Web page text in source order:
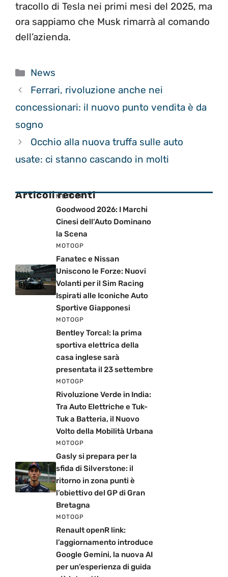
tracollo di Tesla nei primi mesi del 2025, ma
ora sappiamo che Musk rimarrà al comando
dell’azienda.
Categorie
News
Ferrari, rivoluzione anche nei
concessionari: il nuovo punto vendita è da
sogno
Occhio alla nuova truffa sulle auto
usate: ci stanno cascando in molti
Articoli recenti
MOTOGP
Goodwood 2026: I Marchi
Cinesi dell’Auto Dominano
la Scena
MOTOGP
Fanatec e Nissan
Uniscono le Forze: Nuovi
Volanti per il Sim Racing
Ispirati alle Iconiche Auto
Sportive Giapponesi
MOTOGP
Bentley Torcal: la prima
sportiva elettrica della
casa inglese sarà
presentata il 23 settembre
MOTOGP
Rivoluzione Verde in India:
Tra Auto Elettriche e Tuk-
Tuk a Batteria, il Nuovo
Volto della Mobilità Urbana
MOTOGP
Gasly si prepara per la
sfida di Silverstone: il
ritorno in zona punti è
l’obiettivo del GP di Gran
Bretagna
MOTOGP
Renault openR link:
l’aggiornamento introduce
Google Gemini, la nuova AI
per un’esperienza di guida